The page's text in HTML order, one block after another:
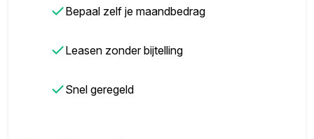
✓Bepaal zelf je maandbedrag
✓Leasen zonder bijtelling
✓Snel geregeld